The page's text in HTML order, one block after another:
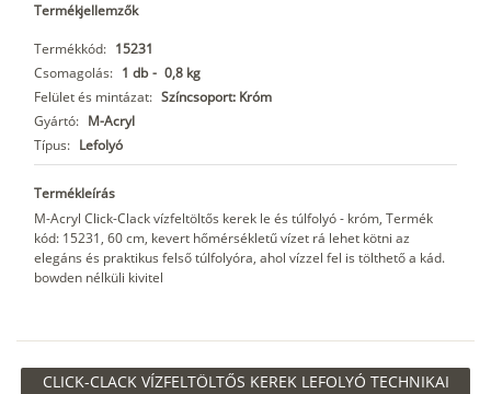
Termékjellemzők
Termékkód: 15231
Csomagolás: 1 db - 0,8 kg
Felület és mintázat: Színcsoport: Króm
Gyártó: M-Acryl
Típus: Lefolyó
Termékleírás
M-Acryl Click-Clack vízfeltöltős kerek le és túlfolyó - króm, Termék
kód: 15231, 60 cm, kevert hőmérsékletű vízet rá lehet kötni az
elegáns és praktikus felső túlfolyóra, ahol vízzel fel is tölthető a kád.
bowden nélküli kivitel
CLICK-CLACK VÍZFELTÖLTŐS KEREK LEFOLYÓ TECHNIKAI